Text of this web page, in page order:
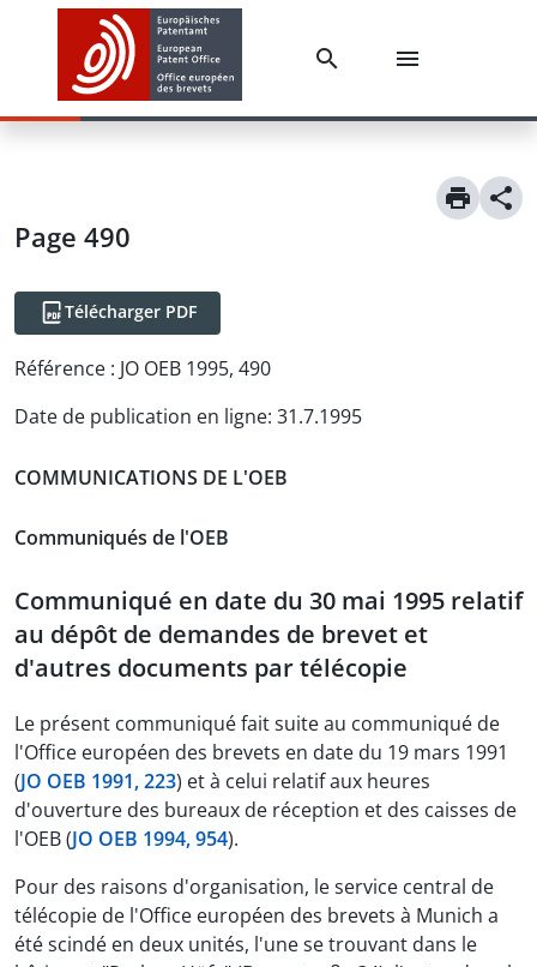
Page 490
Télécharger PDF
Référence : JO OEB 1995, 490
Date de publication en ligne: 31.7.1995
COMMUNICATIONS DE L'OEB
Communiqués de l'OEB
Communiqué en date du 30 mai 1995 relatif
au dépôt de demandes de brevet et
d'autres documents par télécopie
Le présent communiqué fait suite au communiqué de
l'Office européen des brevets en date du 19 mars 1991
(JO OEB 1991, 223) et à celui relatif aux heures
d'ouverture des bureaux de réception et des caisses de
l'OEB (JO OEB 1994, 954).
Pour des raisons d'organisation, le service central de
télécopie de l'Office européen des brevets à Munich a
été scindé en deux unités, l'une se trouvant dans le